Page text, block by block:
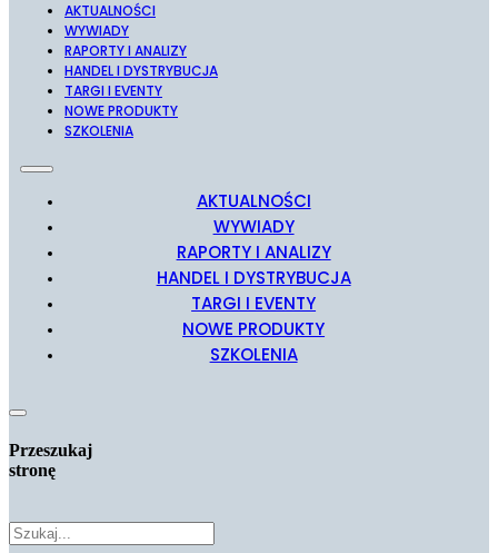
AKTUALNOŚCI
WYWIADY
RAPORTY I ANALIZY
HANDEL I DYSTRYBUCJA
TARGI I EVENTY
NOWE PRODUKTY
SZKOLENIA
AKTUALNOŚCI
WYWIADY
RAPORTY I ANALIZY
HANDEL I DYSTRYBUCJA
TARGI I EVENTY
NOWE PRODUKTY
SZKOLENIA
Przeszukaj
stronę
Szukaj